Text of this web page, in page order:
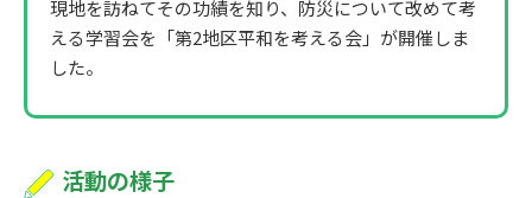
現地を訪ねてその功績を知り、防災について改めて考
える学習会を「第2地区平和を考える会」が開催しま
した。
活動の様子